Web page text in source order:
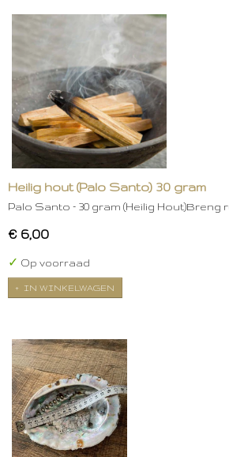
Heilig hout (Palo Santo) 30 gram
Palo Santo – 30 gram (Heilig Hout)Breng
€ 6,00
✓ Op voorraad
IN WINKELWAGEN